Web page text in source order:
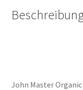
Menge
John Master